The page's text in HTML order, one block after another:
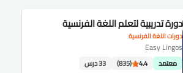
دورات اللغة الفرنسية
دورة تدريبية لتعلم اللغة الفرنسية
Easy Lingos
معتمد 4.4
(835) 33 درس